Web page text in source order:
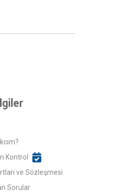
Kontrol
ve Sözleşmesi
Sorular